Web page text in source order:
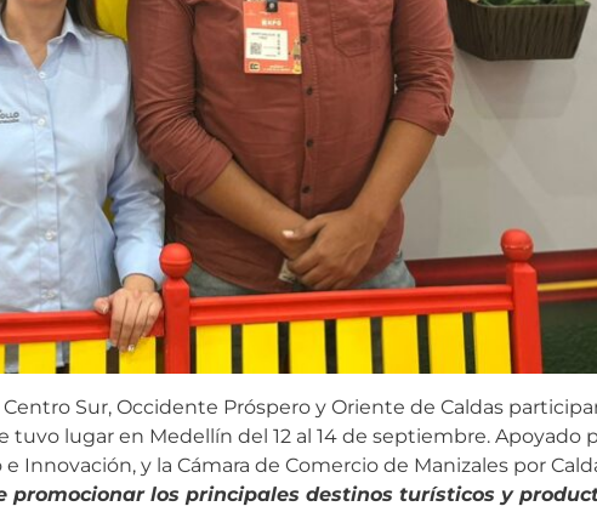
Sur, Occidente Próspero y Oriente de Caldas
lugar en Medellín del 12 al 14 de septiembre. Apoyado
Innovación, y la Cámara de Comercio de Manizales por
promocionar los principales destinos turísticos y